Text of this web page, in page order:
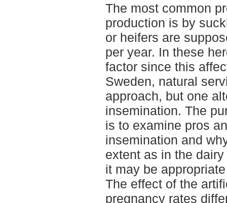
The most common
production is by
or heifers are
per year. In these
factor since this
Sweden, natural
approach, but one
insemination. The
is to examine pros
insemination and
extent as in the
it may be
The effect of the
pregnancy rates